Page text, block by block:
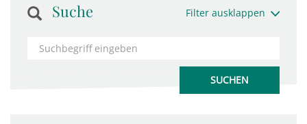
Suche Filter ausklappen